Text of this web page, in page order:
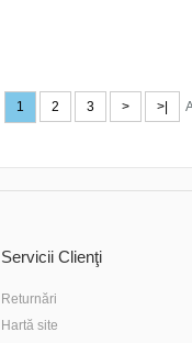
1 2 3 > >|
Servicii Clienţi
Returnări
Hartă site